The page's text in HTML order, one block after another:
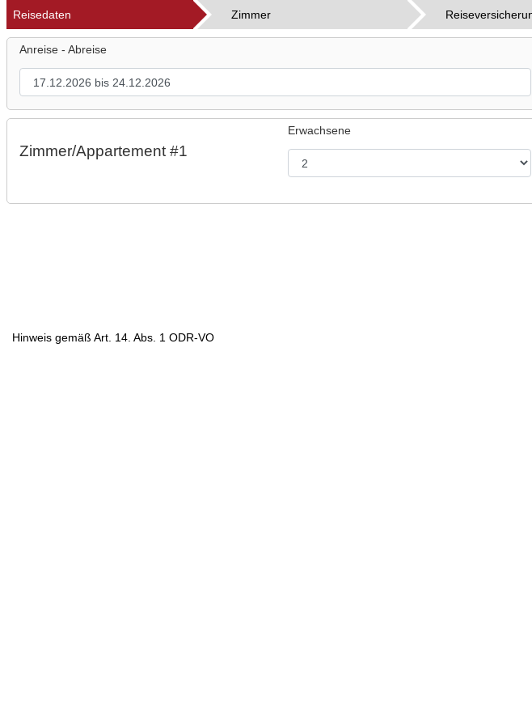
Reisedaten Zimmer
Anreise - Abreise
Zimmer/Appartement #1
Erwachsene
Hinweis gemäß Art. 14. Abs. 1 ODR-VO